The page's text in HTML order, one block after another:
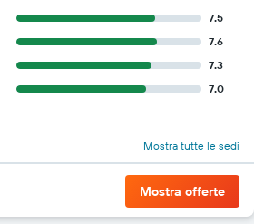
7.5
7.6
7.3
7.0
Mostra tutte le sedi
Mostra offerte